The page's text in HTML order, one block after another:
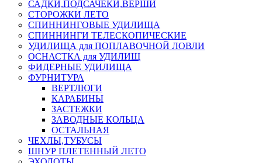
САДКИ,ПОДСАЧЕКИ,ВЕРШИ
СТОРОЖКИ ЛЕТО
СПИННИНГОВЫЕ УДИЛИЩА
СПИННИНГИ ТЕЛЕСКОПИЧЕСКИЕ
УДИЛИЩА для ПОПЛАВОЧНОЙ ЛОВЛИ
ОСНАСТКА для УДИЛИЩ
ФИДЕРНЫЕ УДИЛИЩА
ФУРНИТУРА
ВЕРТЛЮГИ
КАРАБИНЫ
ЗАСТЕЖКИ
ЗАВОДНЫЕ КОЛЬЦА
ОСТАЛЬНАЯ
ЧЕХЛЫ,ТУБУСЫ
ШНУР ПЛЕТЕННЫЙ ЛЕТО